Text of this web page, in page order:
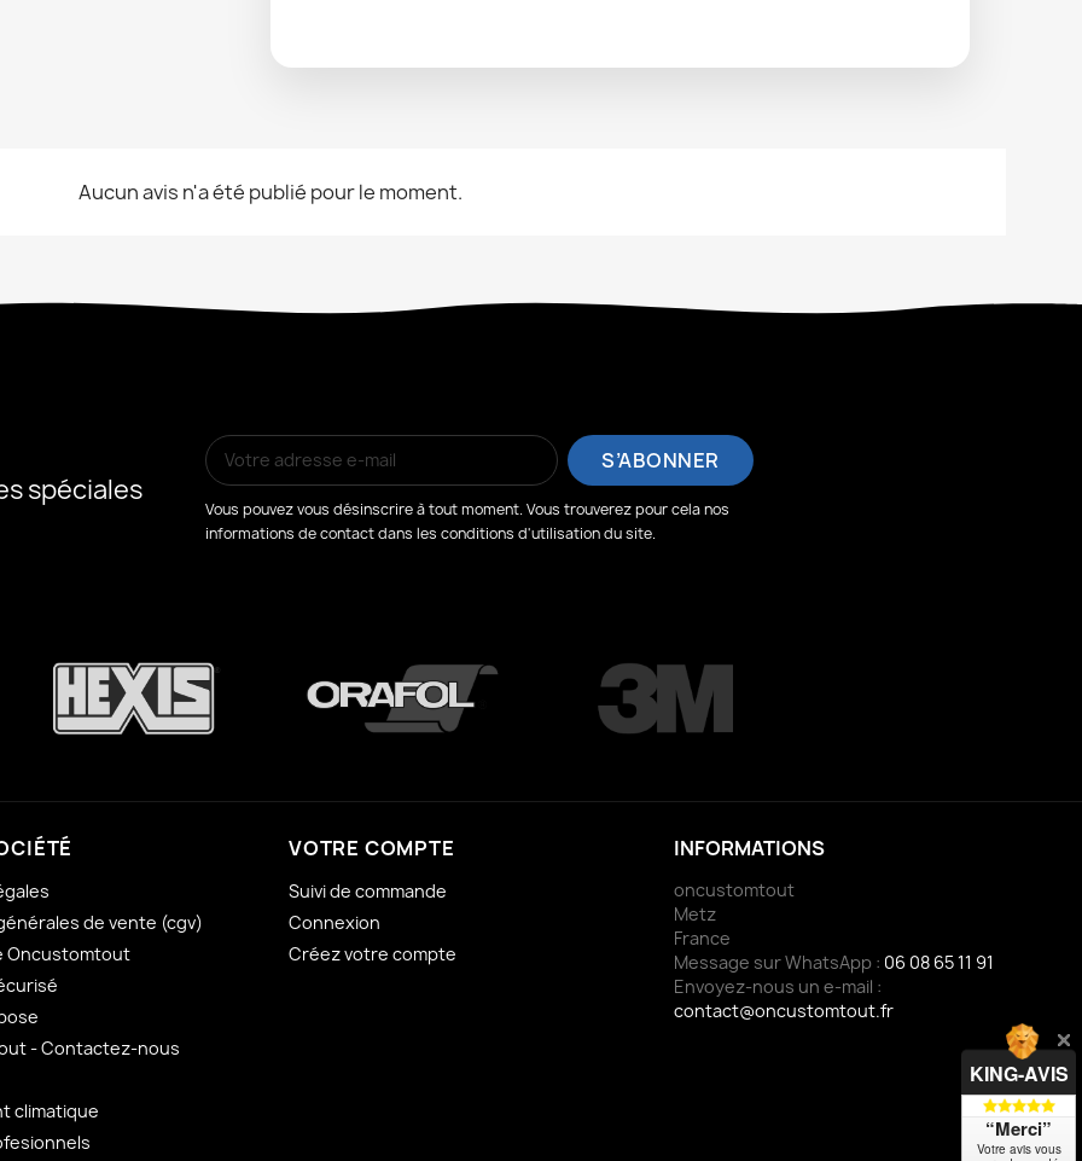
Aucun avis n'a été publié pour le moment.
spéciales
Vous pouvez vous désinscrire à tout moment. Vous trouverez pour cela nos
informations de contact dans les conditions d'utilisation du site.
de vente (cgv)
Oncustomtout
- Contactez-nous
climatique
VOTRE COMPTE
Suivi de commande
Connexion
Créez votre compte
INFORMATIONS
oncustomtout
Metz
France
Message sur WhatsApp : 06 08 65 11 91
Envoyez-nous un e-mail :
contact@oncustomtout.fr
KING-AVIS
“Merci”
Votre avis vous